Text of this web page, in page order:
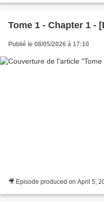
Tome 1 - Chapter 1 -
Publié le 08/05/2026 à 17:10
🎥 Episode produced on April 5,